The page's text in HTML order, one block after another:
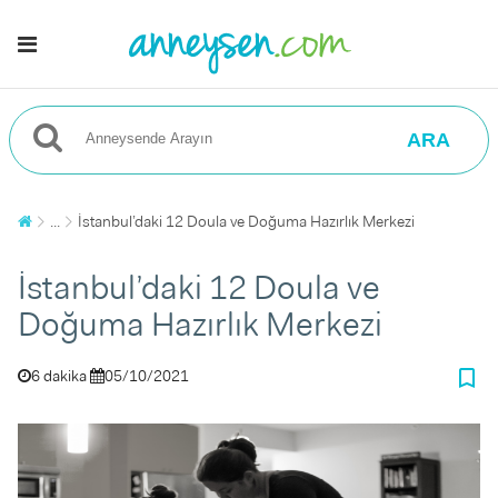
ARA
... İstanbul’daki 12 Doula ve Doğuma Hazırlık Merkezi
İstanbul’daki 12 Doula ve
Doğuma Hazırlık Merkezi
6 dakika 05/10/2021 bookmark_border